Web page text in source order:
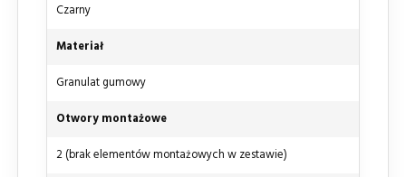
Czarny
Materiał
Granulat gumowy
Otwory montażowe
2 (brak elementów montażowych w zestawie)